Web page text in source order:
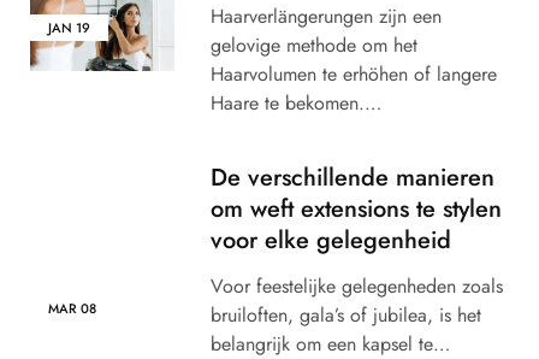
JAN 19
Haarverlängerungen zijn een
gelovige methode om het
Haarvolumen te erhöhen of langere
Haare te bekomen.…
MAR08
De verschillende manieren
om weft extensions te stylen
voor elke gelegenheid
Voor feestelijke gelegenheden zoals
bruiloften, gala’s of jubilea, is het
belangrijk om een ​​kapsel te…